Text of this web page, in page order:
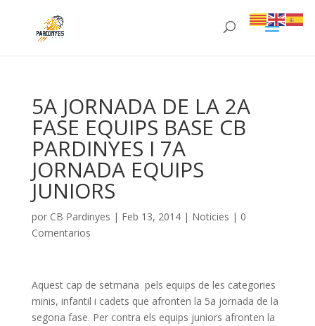
5A JORNADA DE LA 2A
FASE EQUIPS BASE CB
PARDINYES I 7A
JORNADA EQUIPS
JUNIORS
por CB Pardinyes | Feb 13, 2014| Noticies | 0
Comentarios
Aquest cap de setmana pels equips de les categories
minis, infantil i cadets que afronten la 5a jornada de la
segona fase. Per contra els equips juniors afronten la